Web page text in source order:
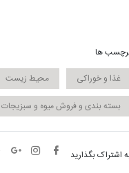
ها
غذا و خوراکی
محیط زیست
بسته بندی و فروش میوه‌ و سبزیجات
اشتراک بگذارید